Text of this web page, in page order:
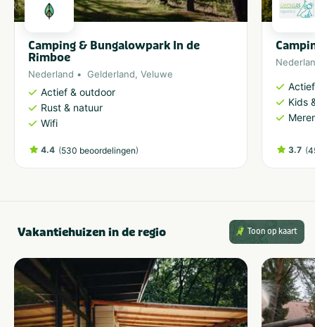
Camping & Bungalowpark In de
Rimboe
Nederland Gelderland, Veluwe
Actief & outdoor
Rust & natuur
Wifi
4.4 (530 beoordelingen)
Kids
3.7 (
Vakantiehuizen in de regio Toon op kaart